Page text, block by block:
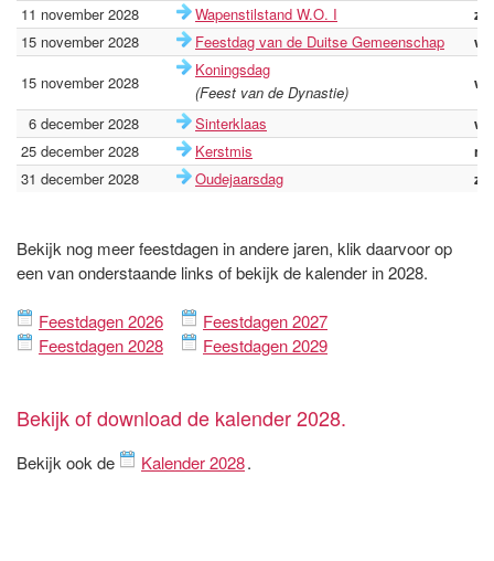
11 november 2028
Wapenstilstand W.O. I
15 november 2028
Feestdag van de Duitse Gemeenschap
15 november 2028
Koningsdag
(Feest van de Dynastie)
6 december 2028
Sinterklaas
25 december 2028
Kerstmis
31 december 2028
Oudejaarsdag
Bekijk nog meer feestdagen in andere jaren, klik daarvoor op
een van onderstaande links of bekijk de kalender in 2028.
Feestdagen 2026
Feestdagen 2027
Feestdagen 2028
Feestdagen 2029
Bekijk of download de kalender 2028.
Bekijk ook de Kalender 2028.